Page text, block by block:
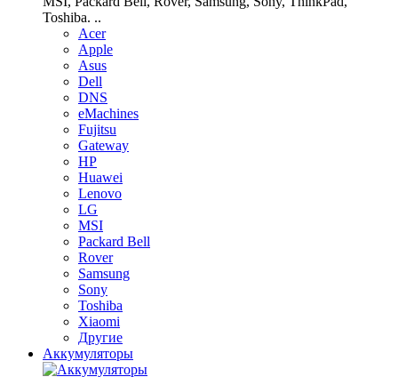
Toshiba. ..
Acer
Apple
Asus
Dell
DNS
eMachines
Fujitsu
Gateway
HP
Huawei
Lenovo
LG
MSI
Packard Bell
Rover
Samsung
Sony
Toshiba
Xiaomi
Другие
Аккумуляторы